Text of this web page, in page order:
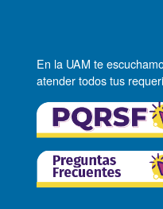
En la UAM te
atender todos tus